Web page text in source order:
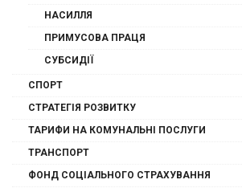
НАСИЛЛЯ
ПРИМУСОВА ПРАЦЯ
СУБСИДІЇ
СПОРТ
СТРАТЕГІЯ РОЗВИТКУ
ТАРИФИ НА КОМУНАЛЬНІ ПОСЛУГИ
ТРАНСПОРТ
ФОНД СОЦІАЛЬНОГО СТРАХУВАННЯ